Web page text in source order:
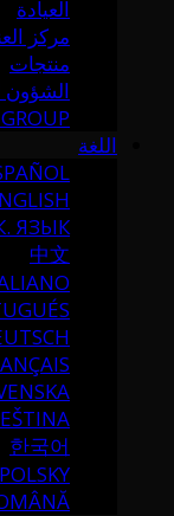
العيادة
مركز
منتجات
الشؤون
اللغة
ЯЗЫК
中文
한국어
POLSKY